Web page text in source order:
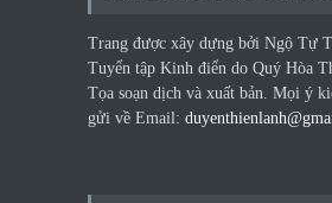
Trang được xây dựng bởi Ngộ Tự
Tuyển tập Kinh điển do Quý Hòa
Tọa soạn dịch và xuất bản. Mọi ý
gửi về Email: